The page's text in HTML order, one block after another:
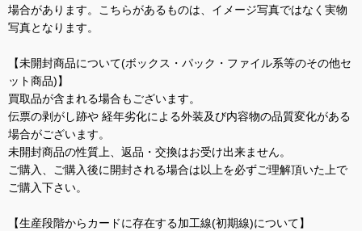
場合があります。こちらがあるものは、イメージ写真ではなく実物
写真となります。
【未開封商品について(ボックス・パック・ファイル系等のその他セ
ット商品)】
買取品が含まれる場合もございます。
伝票の剥がし跡や 経年劣化による外装及び内容物の品質変化がある
場合がございます。
未開封商品の性質上、返品・交換はお受け出来ません。
ご購入、ご購入後に開封される場合は以上を必ずご理解頂いた上で
ご購入下さい。
【生産段階からカードに存在する加工線(初期線)について】